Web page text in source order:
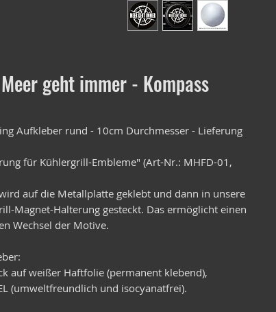
geht immer - Kompass
Aufkleber rund - 10cm Durchmesser - Lieferung
für Kühlergrill-Embleme" (Art-Nr.: MHFD-01,
auf die Metallplatte geklebt und dann in unsere
Magnet-Halterung gesteckt. Das ermöglicht einen
Wechsel der Motive.
auf weißer Haftfolie (permanent klebend),
(umweltfreundlich und isocyanatfrei).